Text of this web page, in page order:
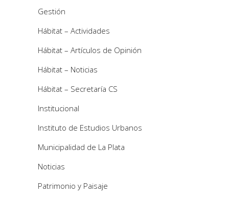
Gestión
Hábitat – Actividades
Hábitat – Artículos de Opinión
Hábitat – Noticias
Hábitat – Secretaría CS
Institucional
Instituto de Estudios Urbanos
Municipalidad de La Plata
Noticias
Patrimonio y Paisaje